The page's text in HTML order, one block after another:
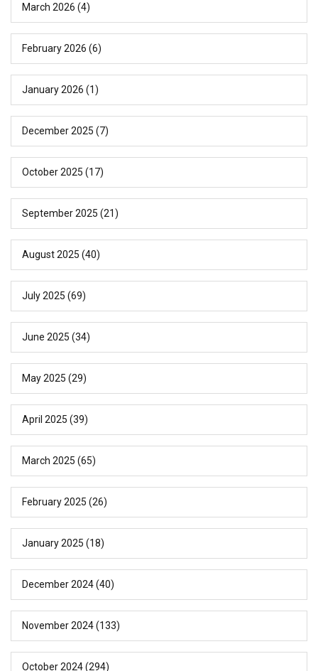
March 2026 (4)
February 2026 (6)
January 2026 (1)
December 2025 (7)
October 2025 (17)
September 2025 (21)
August 2025 (40)
July 2025 (69)
June 2025 (34)
May 2025 (29)
April 2025 (39)
March 2025 (65)
February 2025 (26)
January 2025 (18)
December 2024(40)
November 2024(133)
October 2024(294)